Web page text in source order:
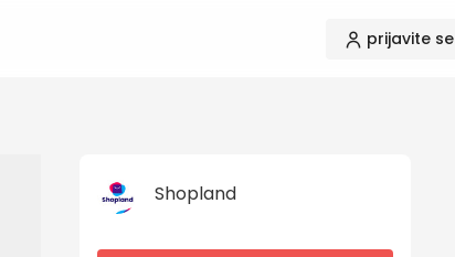
prijavite se
Shopland